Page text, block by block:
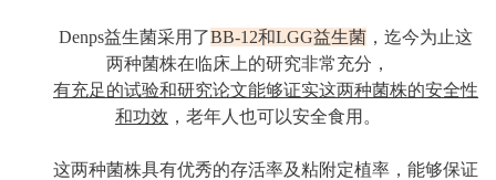
Denps益生菌采用了BB-12和LGG益生菌 ， 迄今为止这
两种菌株在临床上的研究非常充分，
有充足的试验和研究论文能够证实这两种菌株的安全性
和功效 ，老年人也可以安全食用。
这两种菌株具有优秀的存活率及粘附定植率，能够保证